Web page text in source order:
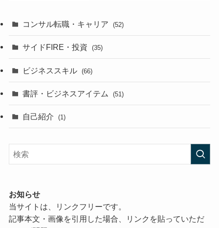
コンサル転職・キャリア (52)
サイドFIRE・投資 (35)
ビジネススキル (66)
書評・ビジネスアイテム (51)
自己紹介 (1)
お知らせ
当サイトは、リンクフリーです。
記事本文・画像を引用した場合、リンクを貼っていただ